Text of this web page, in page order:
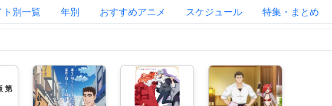
別一覧 年別 おすすめアニメ スケジュール 特集・まとめ
第